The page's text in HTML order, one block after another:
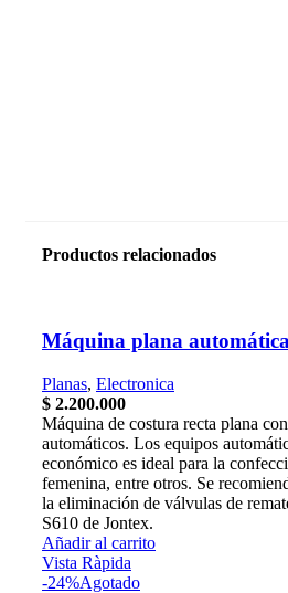
Productos relacionados
Máquina plana
Planas, Electronica
$ 2.200.000
Máquina de costura recta plana
automáticos. Los equipos
económico es ideal para la
femenina, entre otros. Se
la eliminación de válvulas de
S610 de Jontex.
Añadir al carrito
Vista Ràpida
-24%Agotado